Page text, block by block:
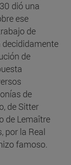
dió una
ese
de
decididamente
de
de
de Sitter
de Lemaître
por la Real
famoso.